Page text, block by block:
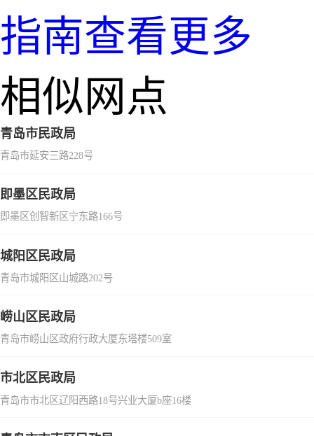
指南查看更多
相似网点
青岛市民政局
青岛市延安三路228号
即墨区民政局
即墨区创智新区宁东路166号
城阳区民政局
青岛市城阳区山城路202号
崂山区民政局
青岛市崂山区政府行政大厦东塔楼509室
市北区民政局
青岛市市北区辽阳西路18号兴业大厦b座16楼